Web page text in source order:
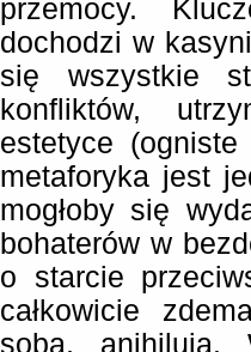
przemocy.
dochodzi w
się wszystkie
konfliktów,
estetyce
metaforyka jest
mogłoby się
bohaterów w
o starcie
całkowicie
sobą,